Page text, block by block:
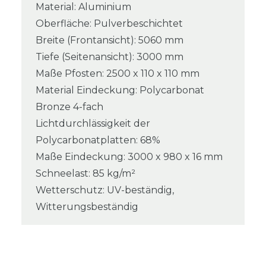
Material: Aluminium
Oberfläche: Pulverbeschichtet
Breite (Frontansicht): 5060 mm
Tiefe (Seitenansicht): 3000 mm
Maße Pfosten: 2500 x 110 x 110 mm
Material Eindeckung: Polycarbonat
Bronze 4-fach
Lichtdurchlässigkeit der
Polycarbonatplatten: 68%
Maße Eindeckung: 3000 x 980 x 16 mm
Schneelast: 85 kg/m²
Wetterschutz: UV-beständig,
Witterungsbeständig